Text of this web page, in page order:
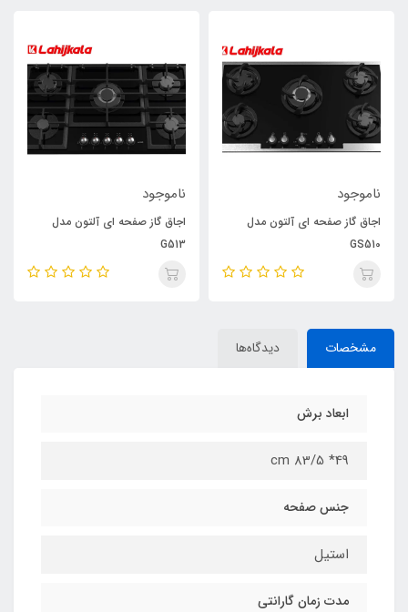
ناموجود
اجاق گاز صفحه ای آلتون مدل
GS510
ناموجود
اجاق گاز صفحه ای آلتون مدل
G513
مشخصات دیدگاه‌ها
ابعاد برش
cm 83/5 *49
جنس صفحه
استیل
مدت زمان گارانتی